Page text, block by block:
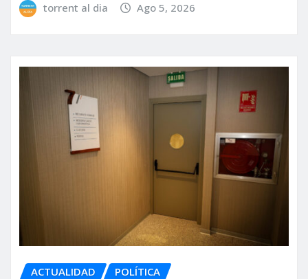
torrent al dia Ago 5, 2026
ACTUALIDAD POLÍTICA